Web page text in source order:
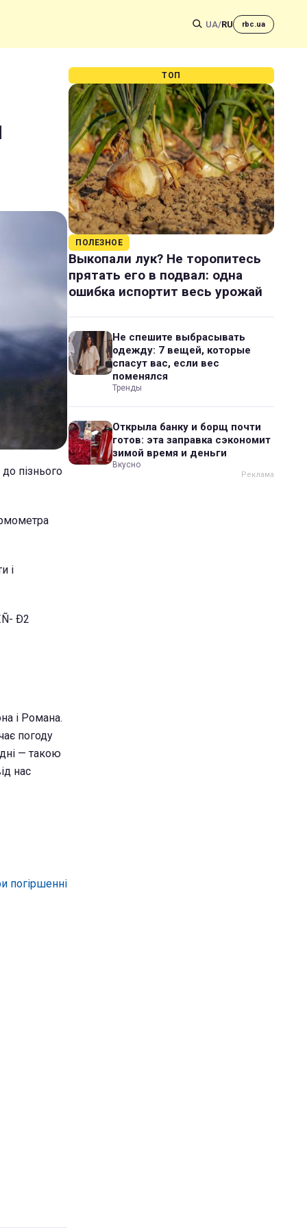
UA/RU rbc.ua
пізнього
і
і Романа.
погоду
— такою
нас
погіршенні
ТОП
ПОЛЕЗНОЕ
Выкопали лук? Не торопитесь
прятать его в подвал: одна
ошибка испортит весь урожай
Не спешите выбрасывать
одежду: 7 вещей, которые
спасут вас, если вес
поменялся
Тренды
Открыла банку и борщ почти
готов: эта заправка сэкономит
зимой время и деньги
Вкусно